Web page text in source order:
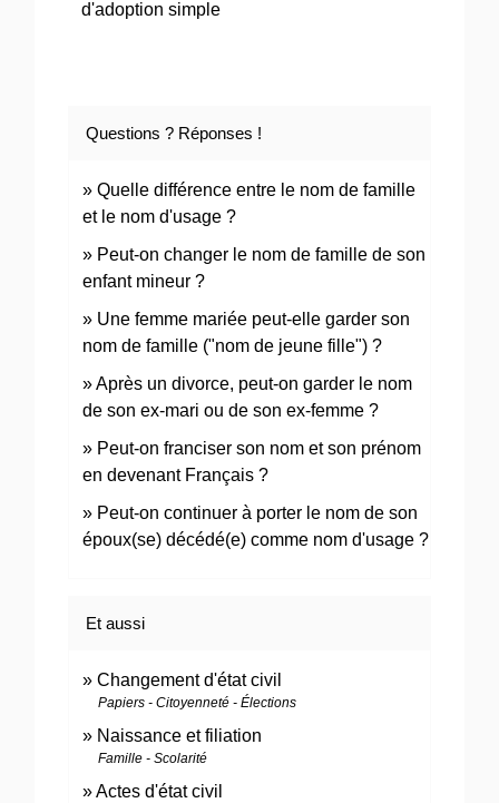
d'adoption simple
Questions ? Réponses !
Quelle différence entre le nom de famille
et le nom d'usage ?
Peut-on changer le nom de famille de son
enfant mineur ?
Une femme mariée peut-elle garder son
nom de famille ("nom de jeune fille") ?
Après un divorce, peut-on garder le nom
de son ex-mari ou de son ex-femme ?
Peut-on franciser son nom et son prénom
en devenant Français ?
Peut-on continuer à porter le nom de son
époux(se) décédé(e) comme nom d'usage ?
Et aussi
Changement d'état civil
Papiers - Citoyenneté - Élections
Naissance et filiation
Famille - Scolarité
Actes d'état civil